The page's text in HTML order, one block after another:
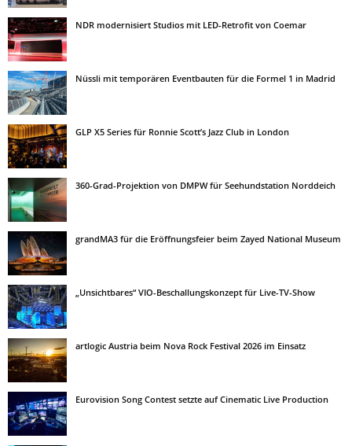
NDR modernisiert Studios mit LED-Retrofit von Coemar
Nüssli mit temporären Eventbauten für die Formel 1 in Madrid
GLP X5 Series für Ronnie Scott’s Jazz Club in London
360-Grad-Projektion von DMPW für Seehundstation Norddeich
grandMA3 für die Eröffnungsfeier beim Zayed National Museum
„Unsichtbares“ VIO-Beschallungskonzept für Live-TV-Show
artlogic Austria beim Nova Rock Festival 2026 im Einsatz
Eurovision Song Contest setzte auf Cinematic Live Production